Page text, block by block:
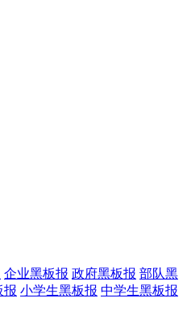
企业黑板报 政府黑板报 部队黑
报 小学生黑板报 中学生黑板报